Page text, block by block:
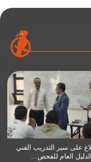
على سير التدريب الفني
العام للفحص…